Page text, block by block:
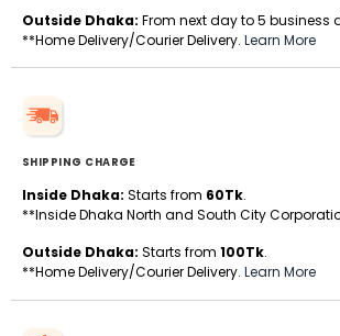
Outside Dhaka: From next day to 5 business
**Home Delivery/Courier Delivery. Learn More
SHIPPING CHARGE
Inside Dhaka: Starts from 60Tk.
**Inside Dhaka North and South City
Outside Dhaka: Starts from 100Tk.
**Home Delivery/Courier Delivery. Learn More